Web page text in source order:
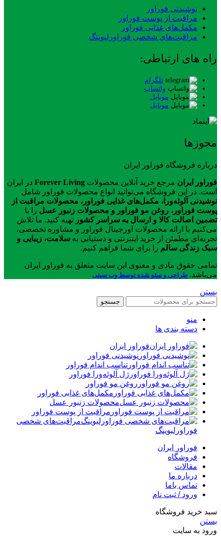
نوشیدنی فوراور
مراقبت از پوست فوراور
مکمل‌های غذایی فوراور
مراقبت‌های شخصی فوراورلیوینگ
راه های ارتباطی:
تلگرام
واتساپ
موبایل
موبایل
مجوزها
درباره فروشگاه فوراور ایران
فوراور ایران مرجع خرید آنلاین محصولات Forever Living در ایران
است. در این فروشگاه می‌توانید انواع محصولات فوراور شامل
نوشیدنی آلوئه‌ورا، مکمل‌های غذایی فوراور، محصولات مراقبت از
پوست فوراور، روغن مو فوراور و محصولات زنبور عسل را با
تضمین اصالت کالا و ارسال به سراسر کشور تهیه کنید. ما تلاش
می‌کنیم با ارائه محصولات اورجینال فوراور و مشاوره تخصصی،
تجربه‌ای مطمئن از خرید اینترنتی و دستیابی به سلامت، زیبایی و
سبک زندگی سالم را برای شما فراهم کنیم.
تمامی حقوق مادی و معنوی این سایت متعلق به فوراور ایران
می‌باشد. طراحی و سئو شده توسط وب سیتی
بستن
جستجو
منو
دسته بندی ها
فوراور ایران
نوشیدنی فوراور
تناسب اندام فوراور
ژل آلوئه‌ورا فوراور
روغن مو فوراور
مکمل‌های غذایی فوراور
محصولات زنبور عسل
مراقبت از پوست فوراور
مراقبت‌های شخصی
فوراورلیوینگ
فوراور ایران
فروشگاه
مقالات
درباره ما
تماس باما
ورود / ثبت نام
سبد خرید فروشگاه
بستن
ورود به سایت